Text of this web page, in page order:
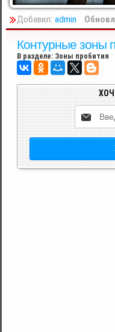
Добавил: admin
Контурные зоны
В разделе: Зоны пробития